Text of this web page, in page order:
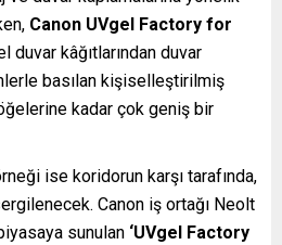
Canon UVgel Factory for
duvar kâğıtlarından duvar
basılan kişiselleştirilmiş
kadar çok geniş bir
ise koridorun karşı tarafında,
Canon iş ortağı Neolt
sunulan ‘UVgel Factory